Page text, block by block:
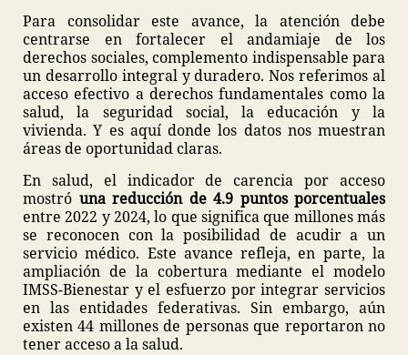
Para consolidar este avance, la atención debe
centrarse en fortalecer el andamiaje de los
derechos sociales, complemento indispensable para
un desarrollo integral y duradero. Nos referimos al
acceso efectivo a derechos fundamentales como la
salud, la seguridad social, la educación y la
vivienda. Y es aquí donde los datos nos muestran
áreas de oportunidad claras.
En salud, el indicador de carencia por acceso
mostró una reducción de 4.9 puntos porcentuales
entre 2022 y 2024, lo que significa que millones más
se reconocen con la posibilidad de acudir a un
servicio médico. Este avance refleja, en parte, la
ampliación de la cobertura mediante el modelo
IMSS-Bienestar y el esfuerzo por integrar servicios
en las entidades federativas. Sin embargo, aún
existen 44 millones de personas que reportaron no
tener acceso a la salud.